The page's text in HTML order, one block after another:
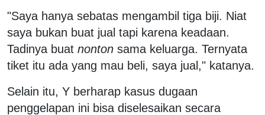
"Saya hanya sebatas mengambil tiga biji. Niat
saya bukan buat jual tapi karena keadaan.
Tadinya buat nonton sama keluarga. Ternyata
tiket itu ada yang mau beli, saya jual," katanya.
Selain itu, Y berharap kasus dugaan
penggelapan ini bisa diselesaikan secara